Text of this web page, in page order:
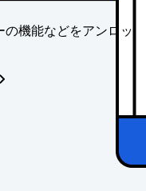
機能などをアンロッ